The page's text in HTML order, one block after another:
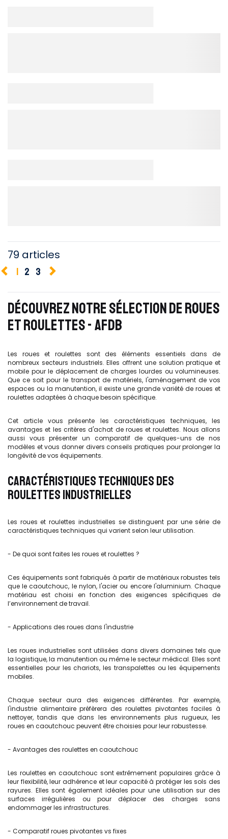
79 articles
1 2 3
DÉCOUVREZ NOTRE SÉLECTION DE ROUES
ET ROULETTES - AFDB
Les roues et roulettes sont des éléments essentiels dans de
nombreux secteurs industriels. Elles offrent une solution pratique et
mobile pour le déplacement de charges lourdes ou volumineuses.
Que ce soit pour le transport de matériels, l'aménagement de vos
espaces ou la manutention, il existe une grande variété de roues et
roulettes adaptées à chaque besoin spécifique.
Cet article vous présente les caractéristiques techniques, les
avantages et les critères d'achat de roues et roulettes. Nous allons
aussi vous présenter un comparatif de quelques-uns de nos
modèles et vous donner divers conseils pratiques pour prolonger la
longévité de vos équipements.
CARACTÉRISTIQUES TECHNIQUES DES
ROULETTES INDUSTRIELLES
Les roues et roulettes industrielles se distinguent par une série de
caractéristiques techniques qui varient selon leur utilisation.
- De quoi sont faites les roues et roulettes ?
Ces équipements sont fabriqués à partir de matériaux robustes tels
que le caoutchouc, le nylon, l'acier ou encore l'aluminium. Chaque
matériau est choisi en fonction des exigences spécifiques de
l’environnement de travail.
- Applications des roues dans l'industrie
Les roues industrielles sont utilisées dans divers domaines tels que
la logistique, la manutention ou même le secteur médical. Elles sont
essentielles pour les chariots, les transpalettes ou les équipements
mobiles.
Chaque secteur aura des exigences différentes. Par exemple,
l'industrie alimentaire préfèrera des roulettes pivotantes faciles à
nettoyer, tandis que dans les environnements plus rugueux, les
roues en caoutchouc peuvent être choisies pour leur robustesse.
- Avantages des roulettes en caoutchouc
Les roulettes en caoutchouc sont extrêmement populaires grâce à
leur flexibilité, leur adhérence et leur capacité à protéger les sols des
rayures. Elles sont également idéales pour une utilisation sur des
surfaces irrégulières ou pour déplacer des charges sans
endommager les infrastructures.
- Comparatif roues pivotantes vs fixes